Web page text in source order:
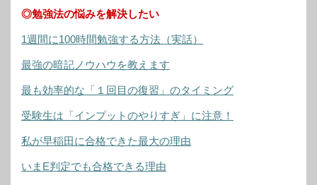
◎勉強法の悩みを解決したい
1週間に100時間勉強する方法（実話）
最強の暗記ノウハウを教えます
最も効率的な「１回目の復習」のタイミング
受験生は「インプットのやりすぎ」に注意！
私が早稲田に合格できた最大の理由
いまE判定でも合格できる理由